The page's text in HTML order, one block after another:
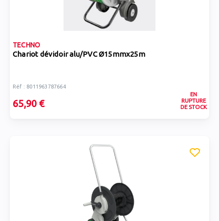
TECHNO
Chariot dévidoir alu/PVC Ø15mmx25m
Réf : 8011963787664
65,90 €
EN
RUPTURE
DE STOCK